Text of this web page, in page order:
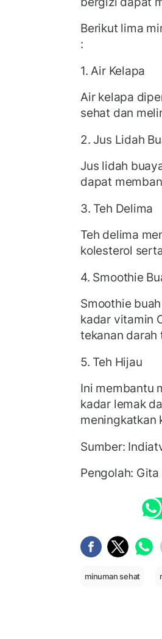
Berikut lima
:
1. Air Kelapa
Air kelapa
sehat dan
2. Jus Lidah
Jus lidah
dapat
3. Teh Delima
Teh delima
kolesterol
4. Smoothie
Smoothie
kadar vitamin
tekanan darah
5. Teh Hijau
Ini membantu
kadar lemak
meningkatkan
Sumber:
Pengolah:
minuman sehat